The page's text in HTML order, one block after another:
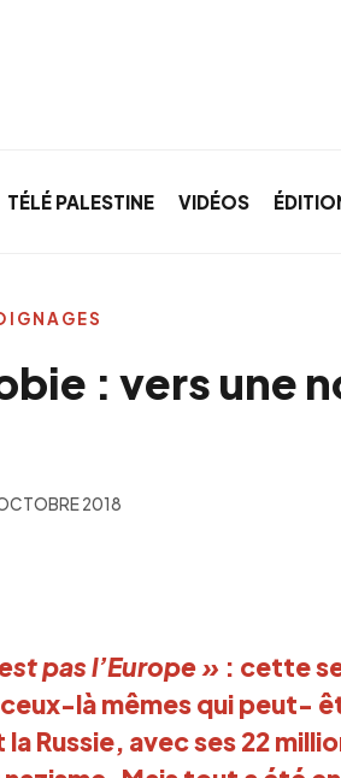
TÉLÉ PALESTINE VIDÉOS
: vers une
2018
pas l’Europe » : cette
là mêmes qui peut-
Russie, avec ses 22